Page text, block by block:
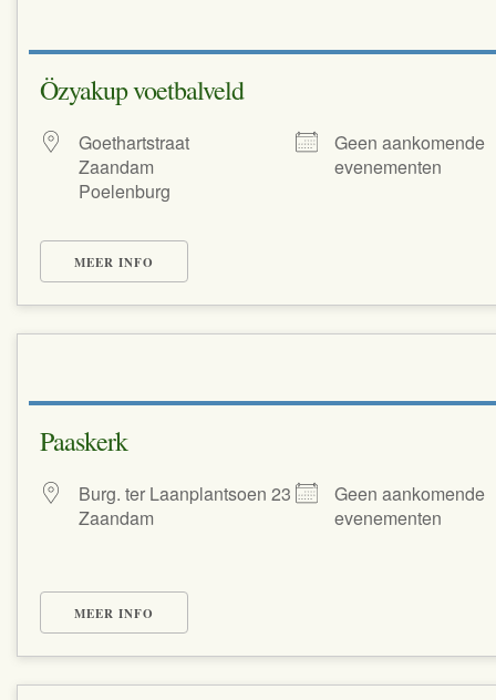
Özyakup voetbalveld
Goethartstraat
Zaandam
Poelenburg
Geen aankomende
evenementen
MEER INFO
Paaskerk
Burg. ter Laanplantsoen 23
Zaandam
Geen aankomende
evenementen
MEER INFO